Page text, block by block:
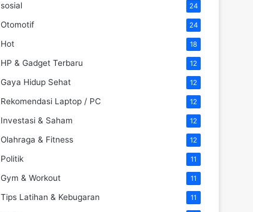
sosial 24
Otomotif 24
Hot 18
HP & Gadget Terbaru 12
Gaya Hidup Sehat 12
Rekomendasi Laptop / PC 12
Investasi & Saham 12
Olahraga & Fitness 12
Politik 11
Gym & Workout 11
Tips Latihan & Kebugaran 11